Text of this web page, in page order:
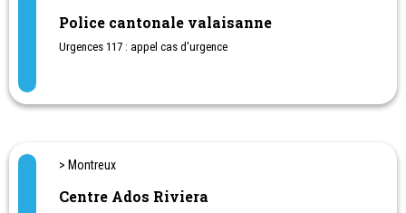
Police cantonale valaisanne
Urgences 117 : appel cas d'urgence
> Montreux
Centre Ados Riviera